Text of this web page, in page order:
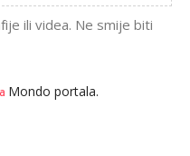
ili videa. Ne smije biti
Mondo portala.